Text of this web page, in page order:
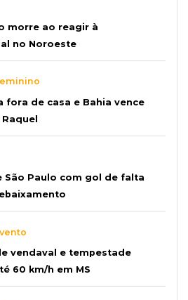
morre ao reagir à
no Noroeste
fora de casa e Bahia vence
São Paulo com gol de falta
vendaval e tempestade
60 km/h em MS